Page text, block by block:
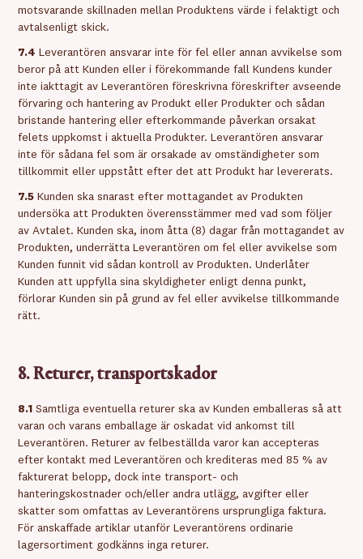
motsvarande skillnaden mellan Produktens värde i felaktigt och
avtalsenligt skick.
7.4 Leverantören ansvarar inte för fel eller annan avvikelse som
beror på att Kunden eller i förekommande fall Kundens kunder
inte iakttagit av Leverantören föreskrivna föreskrifter avseende
förvaring och hantering av Produkt eller Produkter och sådan
bristande hantering eller efterkommande påverkan orsakat
felets uppkomst i aktuella Produkter. Leverantören ansvarar
inte för sådana fel som är orsakade av omständigheter som
tillkommit eller uppstått efter det att Produkt har levererats.
7.5 Kunden ska snarast efter mottagandet av Produkten
undersöka att Produkten överensstämmer med vad som följer
av Avtalet. Kunden ska, inom åtta (8) dagar från mottagandet av
Produkten, underrätta Leverantören om fel eller avvikelse som
Kunden funnit vid sådan kontroll av Produkten. Underlåter
Kunden att uppfylla sina skyldigheter enligt denna punkt,
förlorar Kunden sin på grund av fel eller avvikelse tillkommande
rätt.
8. Returer, transportskador
8.1 Samtliga eventuella returer ska av Kunden emballeras så att
varan och varans emballage är oskadat vid ankomst till
Leverantören. Returer av felbeställda varor kan accepteras
efter kontakt med Leverantören och krediteras med 85 % av
fakturerat belopp, dock inte transport- och
hanteringskostnader och/eller andra utlägg, avgifter eller
skatter som omfattas av Leverantörens ursprungliga faktura.
För anskaffade artiklar utanför Leverantörens ordinarie
lagersortiment godkänns inga returer.